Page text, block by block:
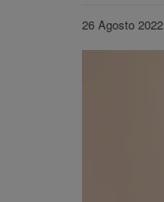
26 Agosto 2022